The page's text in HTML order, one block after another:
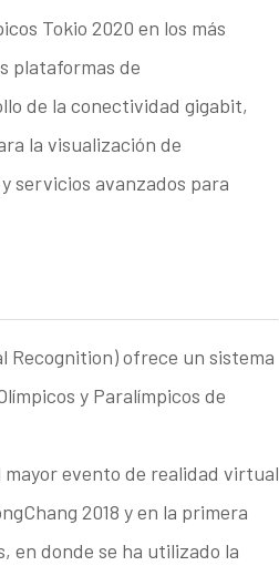
Tokio 2020 en los más
plataformas de
de la conectividad gigabit,
la visualización de
servicios avanzados para
Recognition) ofrece un sistema
y Paralímpicos de
evento de realidad virtual
2018 y en la primera
en donde se ha utilizado la